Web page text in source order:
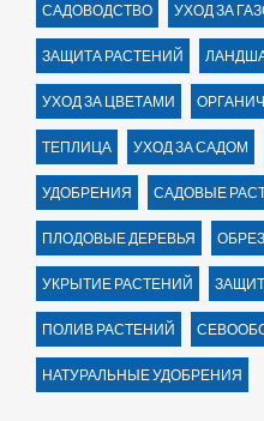
САДОВОДСТВО УХОД ЗА
ЗАЩИТА РАСТЕНИЙ
УХОД ЗА ЦВЕТАМИ
ТЕПЛИЦА УХОД ЗА САДОМ
УДОБРЕНИЯ САДОВЫЕ
ПЛОДОВЫЕ ДЕРЕВЬЯ
УКРЫТИЕ РАСТЕНИЙ
ПОЛИВ РАСТЕНИЙ
НАТУРАЛЬНЫЕ УДОБРЕНИЯ